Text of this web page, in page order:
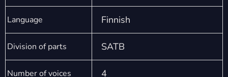
Language Finnish
Division of parts SATB
Number of voices 4